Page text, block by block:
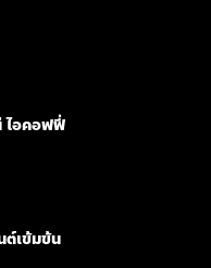
ไอคอฟฟี่
ต์เข้มข้น